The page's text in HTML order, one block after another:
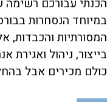
הכנתי עבורכם רשימה
במיוחד הנסחרות
המסורתיות
בייצור, ניהול ואגירת
כולם מכירים אבל